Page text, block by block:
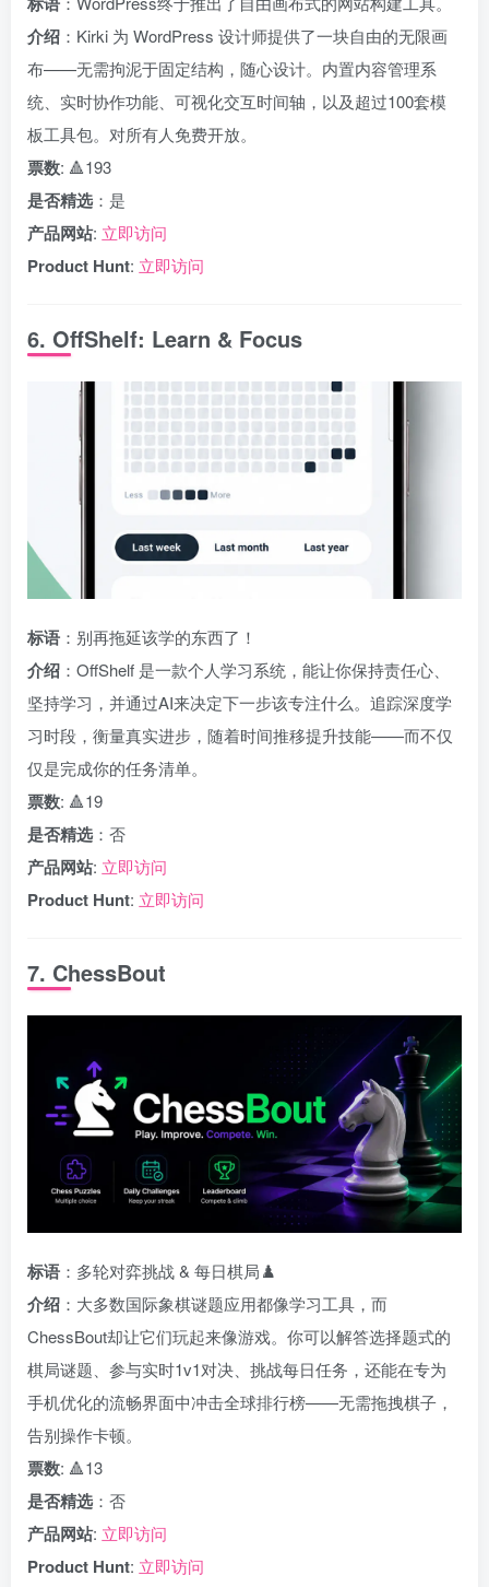
介绍 ：Kirki 为 WordPress 设计师提供了一块自由的无限画
布——无需拘泥于固定结构，随心设计。内置内容管理系
统、实时协作功能、可视化交互时间轴，以及超过100套模
板工具包。对所有人免费开放。
票数: 🔺193
是否精选 ：是
产品网站: 立即访问
Product Hunt: 立即访问
6. OffShelf: Learn & Focus
标语 ：别再拖延该学的东西了！
介绍 ：OffShelf 是一款个人学习系统，能让你保持责任心、
坚持学习，并通过AI来决定下一步该专注什么。追踪深度学
习时段，衡量真实进步，随着时间推移提升技能——而不仅
仅是完成你的任务清单。
票数: 🔺19
是否精选 ：否
产品网站: 立即访问
Product Hunt: 立即访问
7. ChessBout
标语 ：多轮对弈挑战 & 每日棋局♟️
介绍 ：大多数国际象棋谜题应用都像学习工具，而
ChessBout却让它们玩起来像游戏。你可以解答选择题式的
棋局谜题、参与实时1v1对决、挑战每日任务，还能在专为
手机优化的流畅界面中冲击全球排行榜——无需拖拽棋子，
告别操作卡顿。
票数: 🔺13
是否精选 ：否
产品网站: 立即访问
Product Hunt: 立即访问